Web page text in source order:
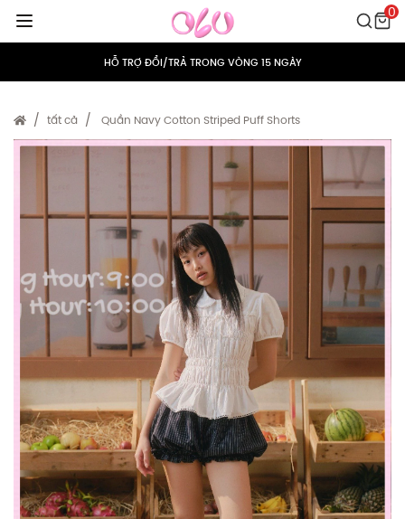
0
MIỄN PHÍ VẬN CHUYỂN CHO MỌI ĐƠN HÀNG
HỖ TRỢ ĐỔI/TRẢ TRONG VÒNG 15 NGÀY
MIỄN PHÍ VẬN CHUYỂN CHO MỌI ĐƠN HÀNG
HỖ TRỢ ĐỔI/TRẢ TRONG VÒNG 15 NGÀY
TÍCH ĐIỂM 5% CHO MỌI ĐƠN HÀNG
tất cả Quần Navy Cotton Striped Puff Shorts